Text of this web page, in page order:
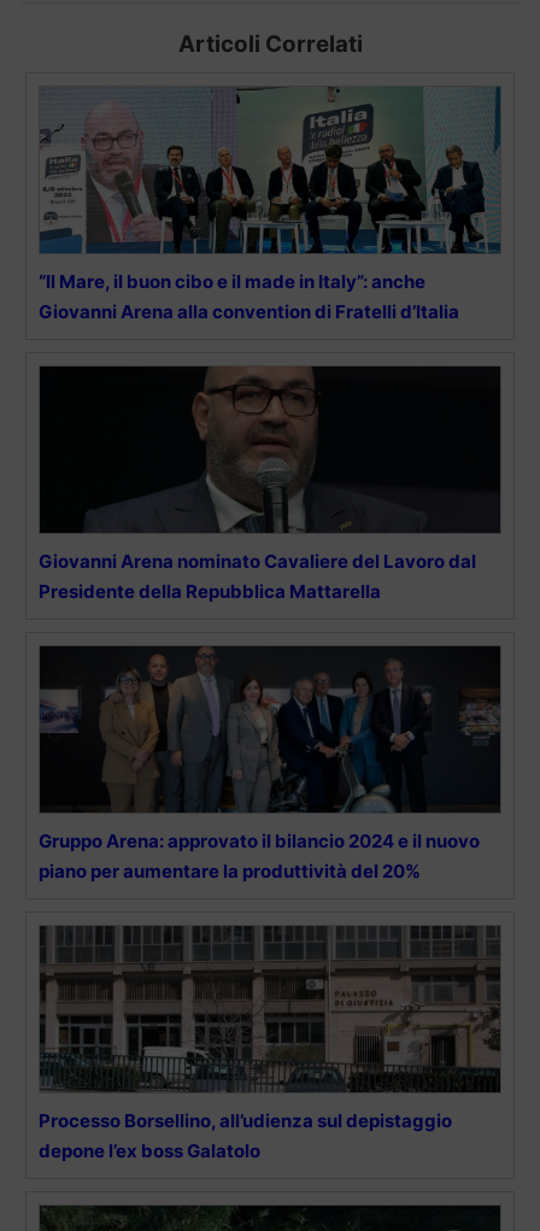
Articoli Correlati
“Il Mare, il buon cibo e il made in Italy”: anche
Giovanni Arena alla convention di Fratelli d’Italia
Giovanni Arena nominato Cavaliere del Lavoro dal
Presidente della Repubblica Mattarella
Gruppo Arena: approvato il bilancio 2024 e il nuovo
piano per aumentare la produttività del 20%
Processo Borsellino, all’udienza sul depistaggio
depone l’ex boss Galatolo